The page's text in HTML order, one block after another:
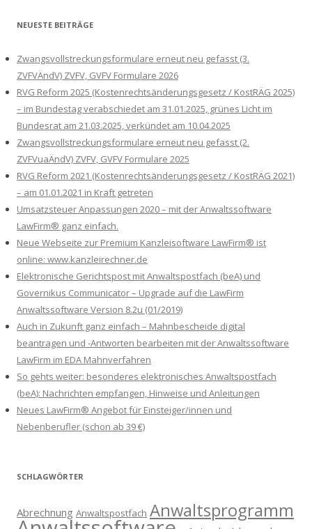
NEUESTE BEITRÄGE
Zwangsvollstreckungsformulare erneut neu gefasst (3.
ZVFVÄndV) ZVFV, GVFV Formulare 2026
RVG Reform 2025 (Kostenrechtsänderungsgesetz / KostRÄG 2025)
– im Bundestag verabschiedet am 31.01.2025, grünes Licht im
Bundesrat am 21.03.2025, verkündet am 10.04.2025
Zwangsvollstreckungsformulare erneut neu gefasst (2.
ZVFVuaÄndV) ZVFV, GVFV Formulare 2025
RVG Reform 2021 (Kostenrechtsänderungsgesetz / KostRÄG 2021)
– am 01.01.2021 in Kraft getreten
Umsatzsteuer Anpassungen 2020 – mit der Anwaltssoftware
LawFirm® ganz einfach.
Neue Webseite zur Premium Kanzleisoftware LawFirm® ist
online: www.kanzleirechner.de
Elektronische Gerichtspost mit Anwaltspostfach (beA) und
Governikus Communicator – Upgrade auf die LawFirm
Anwaltssoftware Version 8.2u (01/2019)
Auch in Zukunft ganz einfach – Mahnbescheide digital
beantragen und -Antworten bearbeiten mit der Anwaltssoftware
LawFirm im EDA Mahnverfahren
So gehts weiter: besonderes elektronisches Anwaltspostfach
(beA): Nachrichten empfangen, Hinweise und Anleitungen
Neues LawFirm® Angebot für Einsteiger/innen und
Nebenberufler (schon ab 39 €)
SCHLAGWÖRTER
Abrechnung Anwaltspostfach Anwaltsprogramm